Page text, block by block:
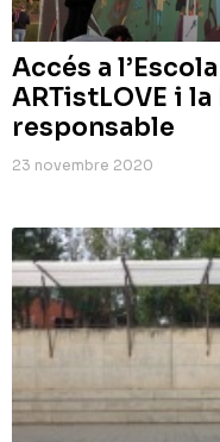
Accés a
ARTistLOVE i
responsable
23 novembre 2020